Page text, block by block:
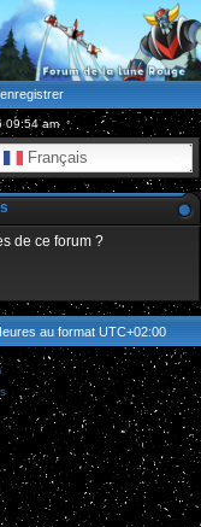
09:54 am
Français
de ce forum ?
au format UTC+02:00